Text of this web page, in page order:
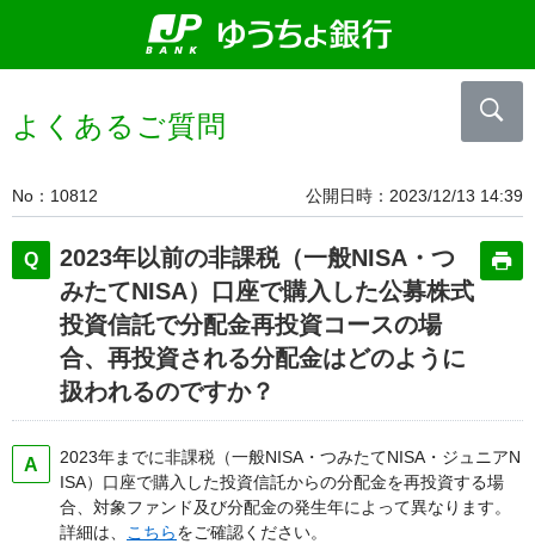
よくあるご質問
No 10812 公開日時 2023/12/13 14:39
2023年以前の非課税（一般NISA・つ
みたてNISA）口座で購入した公募株式
投資信託で分配金再投資コースの場
合、再投資される分配金はどのように
扱われるのですか？
2023年までに非課税（一般NISA・つみたてNISA・ジュニアN
ISA）口座で購入した投資信託からの分配金を再投資する場
合、対象ファンド及び分配金の発生年によって異なります。
詳細は、
こちらをご確認ください。